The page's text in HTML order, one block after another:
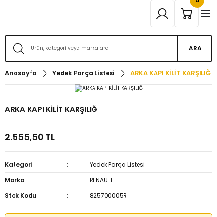
ARA
Anasayfa Yedek Parça Listesi ARKA KAPI KİLİT KARŞILIĞ
ARKA KAPI KİLİT KARŞILIĞ
2.555,50 TL
Kategori
Yedek Parça Listesi
Marka
RENAULT
Stok Kodu
825700005R